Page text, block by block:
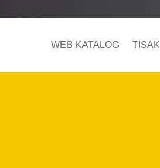
WEB KATALOG TISAK